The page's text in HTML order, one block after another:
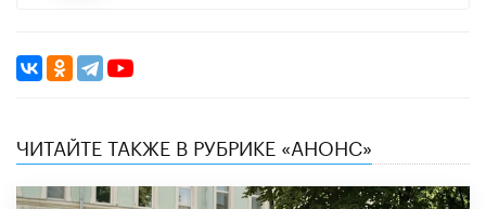
ЧИТАЙТЕ ТАКЖЕ В РУБРИКЕ «АНОНС»